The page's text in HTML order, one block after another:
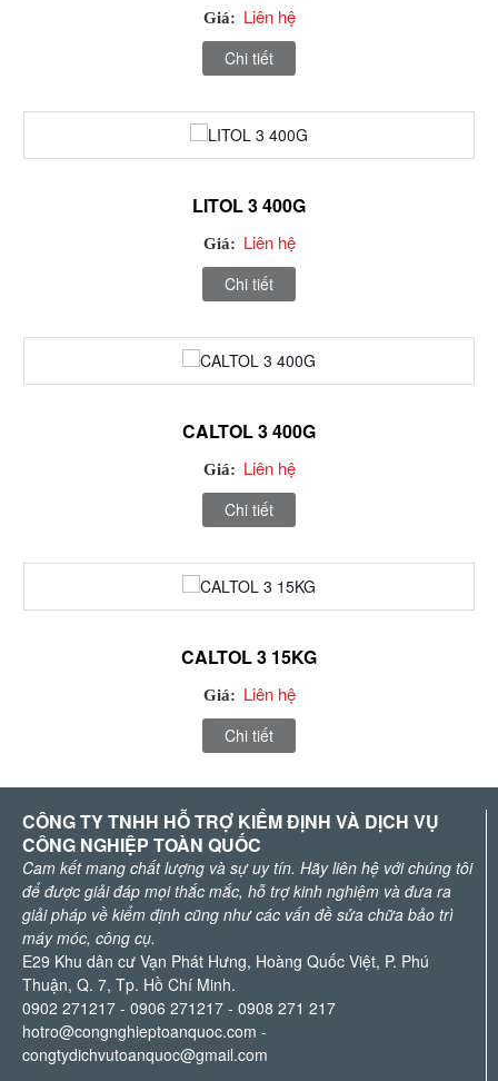
Giá: Liên hệ
Chi tiết
LITOL 3 400G
Giá: Liên hệ
Chi tiết
CALTOL 3 400G
Giá: Liên hệ
Chi tiết
CALTOL 3 15KG
Giá: Liên hệ
Chi tiết
CÔNG TY TNHH HỖ TRỢ KIỂM ĐỊNH VÀ DỊCH VỤ
CÔNG NGHIỆP TOÀN QUỐC
Cam kết mang chất lượng và sự uy tín. Hãy liên hệ với chúng tôi
để được giải đáp mọi thắc mắc, hỗ trợ kinh nghiệm và đưa ra
giải pháp về kiểm định cũng như các vấn đề sửa chữa bảo trì
máy móc, công cụ.
E29 Khu dân cư Vạn Phát Hưng, Hoàng Quốc Việt, P. Phú
Thuận, Q. 7, Tp. Hồ Chí Minh.
0902 271217 - 0906 271217 - 0908 271 217
hotro@congnghieptoanquoc.com -
congtydichvutoanquoc@gmail.com